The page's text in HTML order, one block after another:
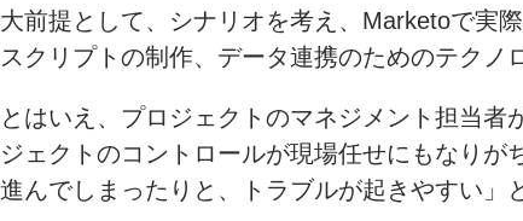
大前提として、シナリオを考え、Marketoで実
スクリプトの制作、データ連携のためのテクノ
とはいえ、プロジェクトのマネジメント担当
ジェクトのコントロールが現場任せにもなり
進んでしまったりと、トラブルが起きやすい」